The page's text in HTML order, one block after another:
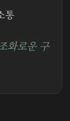
통
화로운 구